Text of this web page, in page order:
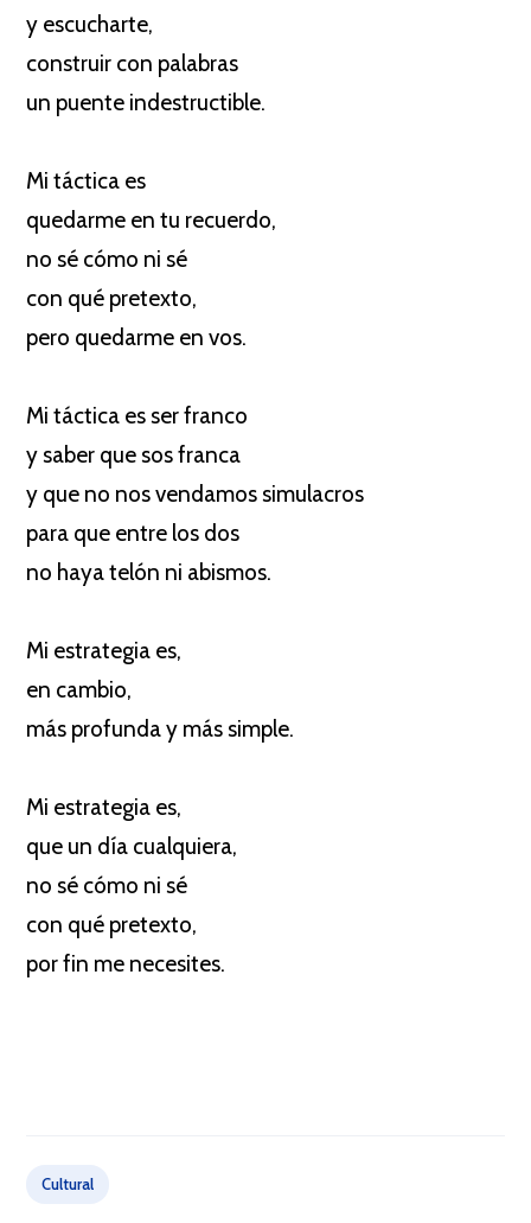
y escucharte,
construir con palabras
un puente indestructible.
Mi táctica es
quedarme en tu recuerdo,
no sé cómo ni sé
con qué pretexto,
pero quedarme en vos.
Mi táctica es ser franco
y saber que sos franca
y que no nos vendamos simulacros
para que entre los dos
no haya telón ni abismos.
Mi estrategia es,
en cambio,
más profunda y más simple.
Mi estrategia es,
que un día cualquiera,
no sé cómo ni sé
con qué pretexto,
por fin me necesites.
Cultural